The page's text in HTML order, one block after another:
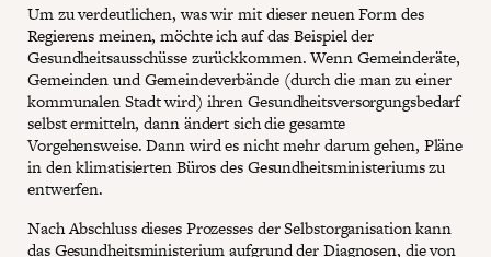
Um zu verdeutlichen, was wir mit dieser neuen Form des
Regierens meinen, möchte ich auf das Beispiel der
Gesundheitsausschüsse zurückkommen. Wenn Gemeinderäte,
Gemeinden und Gemeindeverbände (durch die man zu einer
kommunalen Stadt wird) ihren Gesundheitsversorgungsbedarf
selbst ermitteln, dann ändert sich die gesamte
Vorgehensweise. Dann wird es nicht mehr darum gehen, Pläne
in den klimatisierten Büros des Gesundheitsministeriums zu
entwerfen.
Nach Abschluss dieses Prozesses der Selbstorganisation kann
das Gesundheitsministerium aufgrund der Diagnosen, die von